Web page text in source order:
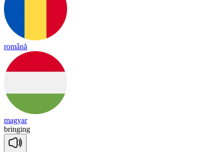
română
magyar
bringing